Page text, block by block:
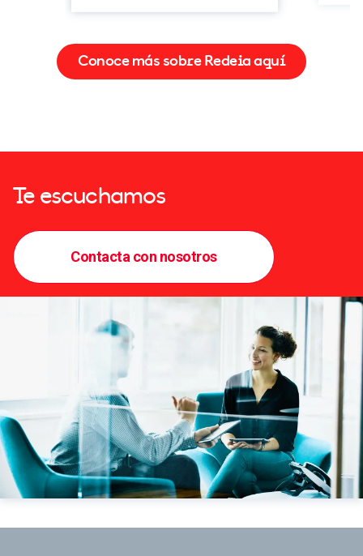
Conoce más sobre Redeia aquí
Te escuchamos
Contacta con nosotros